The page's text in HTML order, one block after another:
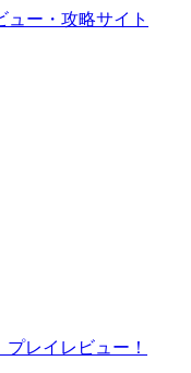
レイレビュー！